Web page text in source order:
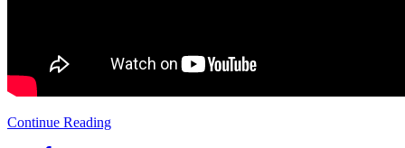
Continue Reading